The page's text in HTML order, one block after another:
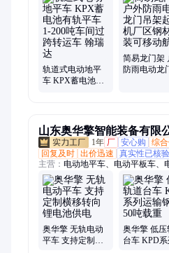
车、悬臂吊、单臂吊、龙门架
轨道式电动地平
车 KPX蓄电池有
简易龙门架
防雨电动龙
山东奥华擎智能装备有限
1年 厂 安心购 综
回复及时 出价迅速 真实性已核验
主营： 电动地平车、电动平板车、
平车、轨道车
奥华擎 无轨电动
平车 支持定制横
奥华擎 低压
台车 KPD系